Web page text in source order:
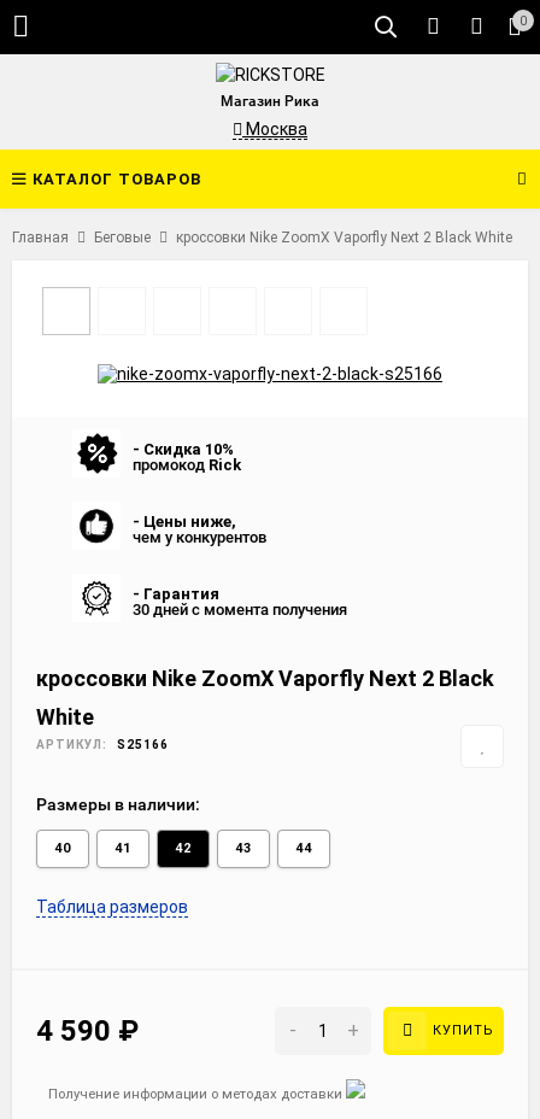
0
Магазин Рика
Москва
КАТАЛОГ ТОВАРОВ
Главная Беговые кроссовки Nike ZoomX Vaporfly Next 2 Black White
- Скидка 10%
промокод Rick
- Цены ниже,
чем у конкурентов
- Гарантия
30 дней с момента получения
кроссовки Nike ZoomX Vaporfly Next 2 Black
White
АРТИКУЛ: S25166
Размеры в наличии:
40 41 42 43 44
Таблица размеров
4 590 ₽ - + КУПИТЬ
Получение информации о методах доставки